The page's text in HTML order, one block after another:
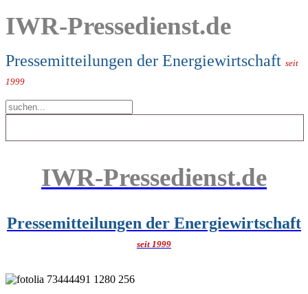
IWR-Pressedienst.de
Pressemitteilungen der Energiewirtschaft seit
1999
IWR-Pressedienst.de
Pressemitteilungen der Energiewirtschaft
seit 1999